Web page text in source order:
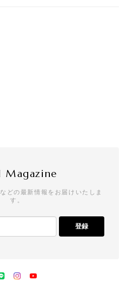
Magazine
どの最新情報をお届けいたしま
す。
登録